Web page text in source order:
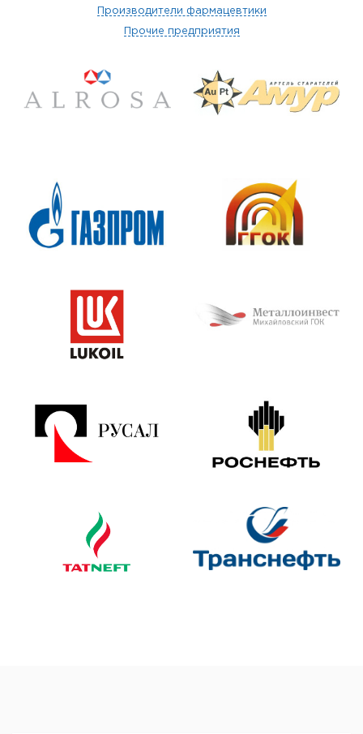
Производители фармацевтики
Прочие предприятия